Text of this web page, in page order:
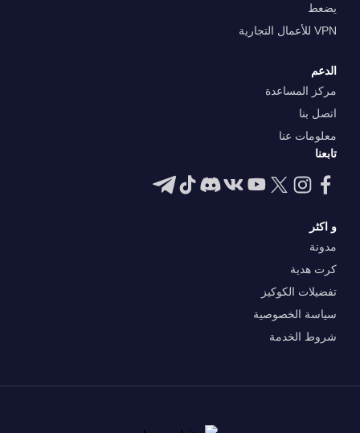
يضعط
VPN للأعمال التجارية
الدعم
مركز المساعدة
اتصل بنا
معلومات عنا
تابعنا
و اكثر
مدونة
كرت هدية
تفضيلات الكوكيز
سياسة الخصوصية
شروط الخدمة